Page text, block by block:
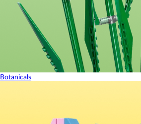
Botanicals